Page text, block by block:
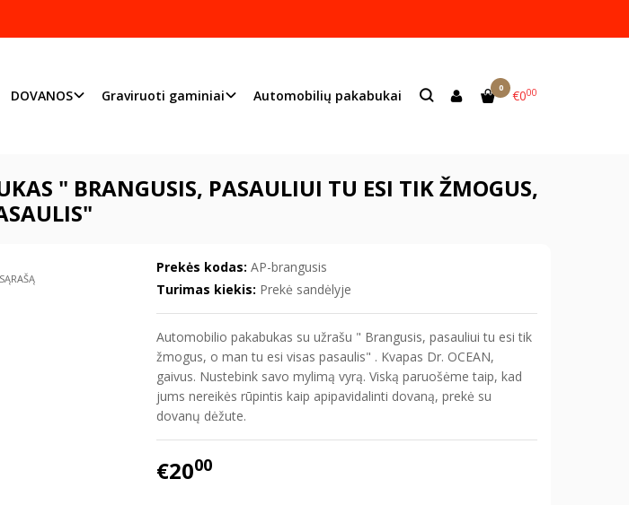
DOVANOS Graviruoti gaminiai Automobilių pakabukai 0 €000
ir graviruojame lazeriu.
individualius užsakymus: info@mildeco.lt
" BRANGUSIS, PASAULIUI TU ESI TIK ŽMOGUS,
Prekės kodas: AP-brangusis
Turimas kiekis: Prekė sandėlyje
Automobilio pakabukas su užrašu " Brangusis, pasauliui tu esi tik
žmogus, o man tu esi visas pasaulis" . Kvapas Dr. OCEAN,
gaivus. Nustebink savo mylimą vyrą. Viską paruošėme taip, kad
jums nereikės rūpintis kaip apipavidalinti dovaną, prekė su
dovanų dėžute.
€2000